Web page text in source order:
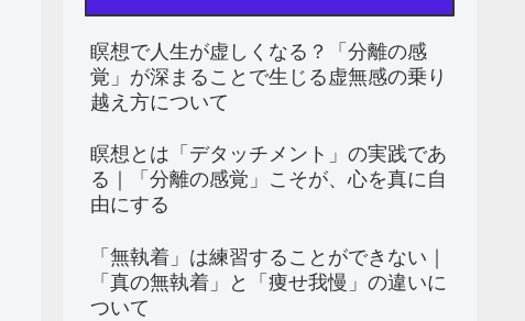
瞑想で人生が虚しくなる？「分離の感
覚」が深まることで生じる虚無感の乗り
越え方について
瞑想とは「デタッチメント」の実践であ
る｜「分離の感覚」こそが、心を真に自
由にする
「無執着」は練習することができない｜
「真の無執着」と「痩せ我慢」の違いに
ついて